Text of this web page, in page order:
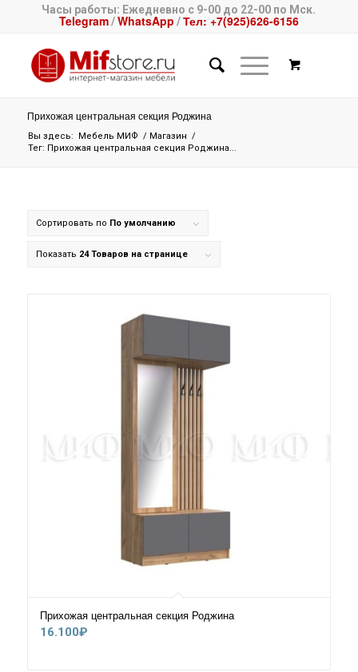
Часы работы: Ежедневно с 9-00 до 22-00 по Мск.
Telegram/WhatsApp /Тел: +7(925)626-6156
Прихожая центральная секция Роджина
Вы здесь: Мебель МИФ / Магазин /
Тег: Прихожая центральная секция Роджина...
Сортировать по По умолчанию
Показать 24 Товаров на странице
Прихожая центральная секция Роджина
16.100₽